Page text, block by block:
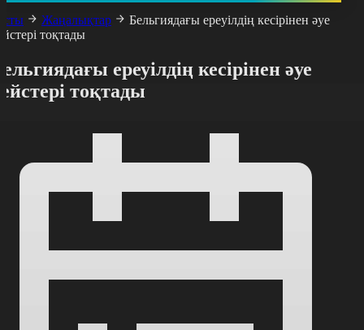
Жаңалықтар
Бельгиядағы ереуілдің кесірінен әуе
тоқтады
ереуілдің кесірінен әуе
тоқтады